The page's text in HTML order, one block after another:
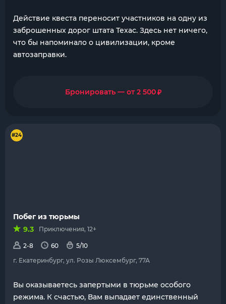
Действие квеста переносит участников на одну из
заброшенных дорог штата Техас. Здесь нет ничего,
что бы напоминало о цивилизации, кроме
автозаправки.
Бронировать — от 2 500₽
#24
Побег из тюрьмы
9.3
Приключения, 12+
2-8 60
5/10
г. Екатеринбург, ул. Розы Люксембург, 77А
Вы оказываетесь запертыми в тюрьме особого
режима. К счастью, Вам выпадает единственный